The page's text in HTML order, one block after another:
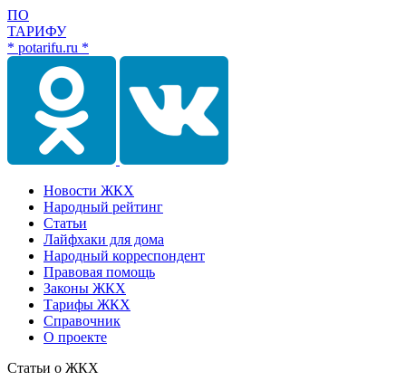
ПО
ТАРИФУ
* potarifu.ru *
Новости ЖКХ
Народный рейтинг
Статьи
Лайфхаки для дома
Народный корреспондент
Правовая помощь
Законы ЖКХ
Тарифы ЖКХ
Справочник
О проекте
Статьи о ЖКХ